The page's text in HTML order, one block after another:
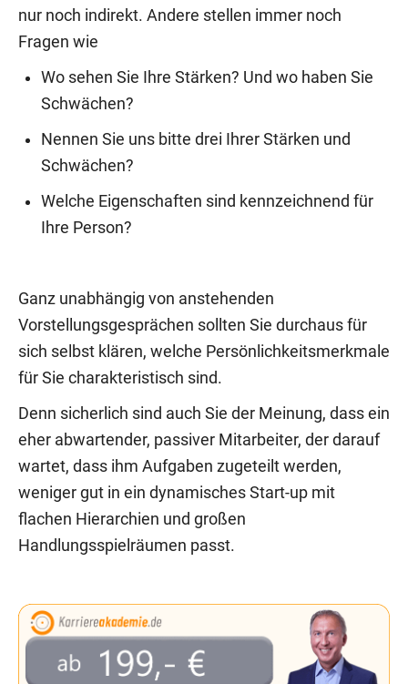
nur noch indirekt. Andere stellen immer noch
Fragen wie
Wo sehen Sie Ihre Stärken? Und wo haben Sie
Schwächen?
Nennen Sie uns bitte drei Ihrer Stärken und
Schwächen?
Welche Eigenschaften sind kennzeichnend für
Ihre Person?
Ganz unabhängig von anstehenden
Vorstellungsgesprächen sollten Sie durchaus für
sich selbst klären, welche Persönlichkeitsmerkmale
für Sie charakteristisch sind.
Denn sicherlich sind auch Sie der Meinung, dass ein
eher abwartender, passiver Mitarbeiter, der darauf
wartet, dass ihm Aufgaben zugeteilt werden,
weniger gut in ein dynamisches Start-up mit
flachen Hierarchien und großen
Handlungsspielräumen passt.